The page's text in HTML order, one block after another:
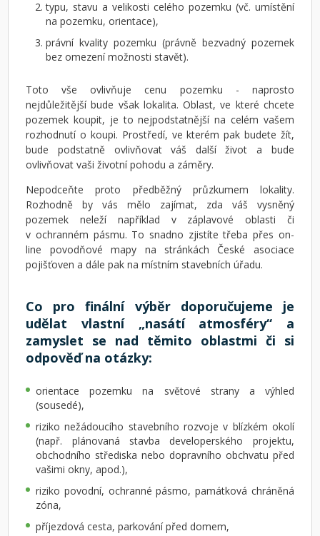
typu, stavu a velikosti celého pozemku (vč. umístění
na pozemku, orientace),
právní kvality pozemku (právně bezvadný pozemek
bez omezení možnosti stavět).
Toto vše ovlivňuje cenu pozemku - naprosto
nejdůležitější bude však lokalita. Oblast, ve které chcete
pozemek koupit, je to nejpodstatnější na celém vašem
rozhodnutí o koupi. Prostředí, ve kterém pak budete žít,
bude podstatně ovlivňovat váš další život a bude
ovlivňovat vaši životní pohodu a záměry.
Nepodceňte proto předběžný průzkumem lokality.
Rozhodně by vás mělo zajímat, zda váš vysněný
pozemek neleží například v záplavové oblasti či
v ochranném pásmu. To snadno zjistíte třeba přes on-
line povodňové mapy na stránkách České asociace
pojišťoven a dále pak na místním stavebních úřadu.
Co pro finální výběr doporučujeme je
udělat vlastní „nasátí atmosféry“ a
zamyslet se nad těmito oblastmi či si
odpověď na otázky:
orientace pozemku na světové strany a výhled
(sousedé),
riziko nežádoucího stavebního rozvoje v blízkém okolí
(např. plánovaná stavba developerského projektu,
obchodního střediska nebo dopravního obchvatu před
vašimi okny, apod.),
riziko povodní, ochranné pásmo, památková chráněná
zóna,
příjezdová cesta, parkování před domem,